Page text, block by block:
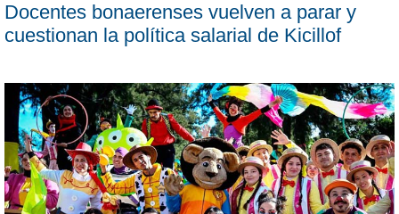
Docentes bonaerenses vuelven a parar y
cuestionan la política salarial de Kicillof